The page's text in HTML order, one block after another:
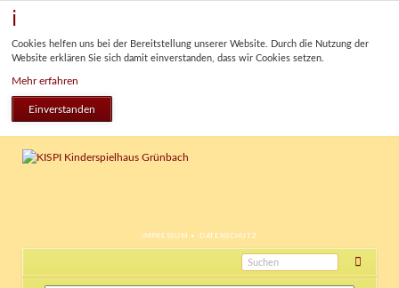
Cookies helfen uns bei der Bereitstellung unserer Website. Durch die Nutzung der
Website erklären Sie sich damit einverstanden, dass wir Cookies setzen.
Mehr erfahren
Einverstanden
NAVIGATION
IMPRESSUM DATENSCHUTZ
Navigation